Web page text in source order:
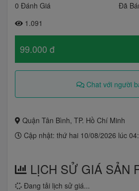
0 Đánh Giá
Đã
1.091
99.000 đ
Chat với người
Quận Tân Bình, TP. Hồ Chí Minh
Cập nhật: thứ hai 10/08/2026 lúc
LỊCH SỬ GIÁ SẢN
Đang tải lịch sử giá...